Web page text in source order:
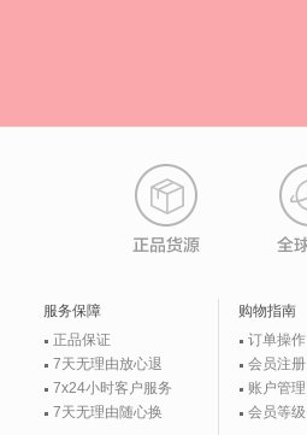
服务保障
正品保证
7天无理由放心退
7x24小时客户服务
7天无理由随心换
购物指南
订单操作
会员注册
账户管理
会员等级